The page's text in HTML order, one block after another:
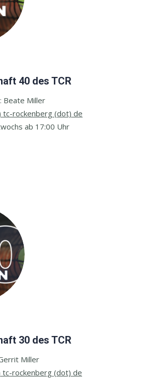
40 des TCR
Beate Miller
tc-rockenberg (dot) de
ab 17:00 Uhr
30 des TCR
Miller
tc-rockenberg (dot) de